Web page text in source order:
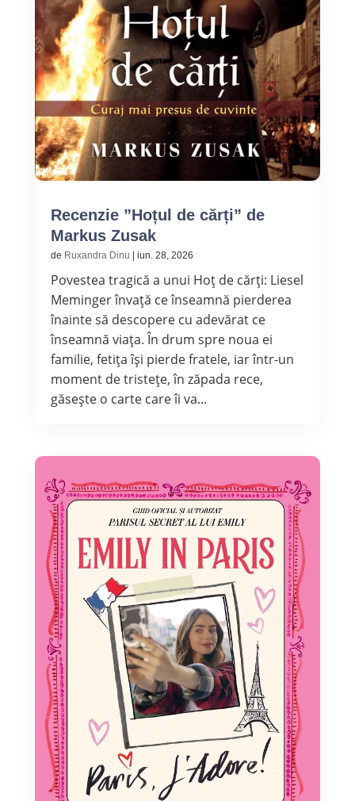
Recenzie ”Hoțul de cărți” de
Markus Zusak
de Ruxandra Dinu iun. 28, 2026
Povestea tragică a unui Hoț de cărți: Liesel
Meminger învață ce înseamnă pierderea
înainte să descopere cu adevărat ce
înseamnă viața. În drum spre noua ei
familie, fetița își pierde fratele, iar într-un
moment de tristețe, în zăpada rece,
găsește o carte care îi va...